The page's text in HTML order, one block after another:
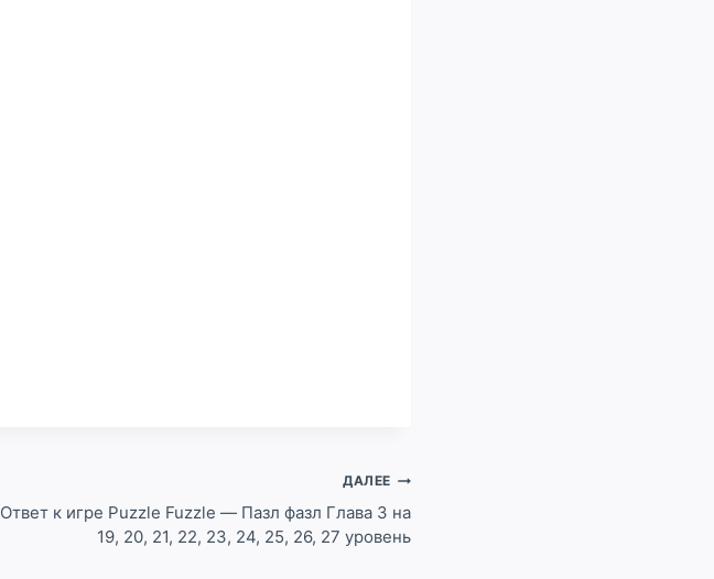
ДАЛЕЕ
Ответ к игре Puzzle Fuzzle — Пазл фазл Глава 3 на
19, 20, 21, 22, 23, 24, 25, 26, 27 уровень